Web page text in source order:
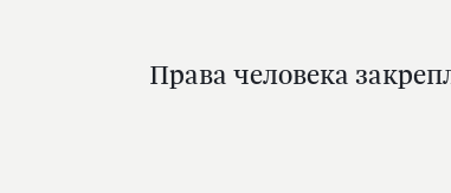
Права человека